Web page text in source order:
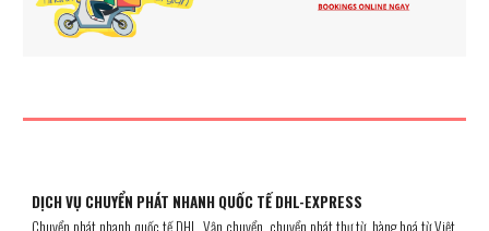
DỊCH VỤ CHUYỂN PHÁT NHANH QUỐC TẾ DHL-EXPRESS
Chuyển phát nhanh quốc tế DHL, Vận chuyển, chuyển phát thư từ, hàng hoá từ Việt